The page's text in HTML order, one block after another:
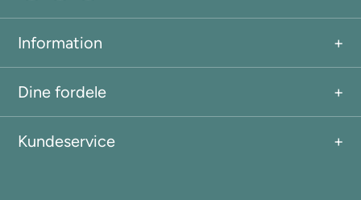
Information
Dine fordele
Kundeservice